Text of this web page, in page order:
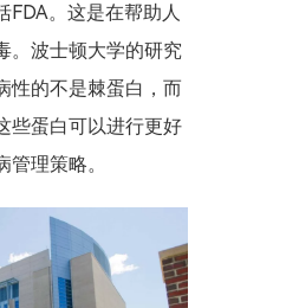
FDA。这是在帮助人
。波士顿大学的研究
性的不是棘蛋白，而
些蛋白可以进行更好
理策略。